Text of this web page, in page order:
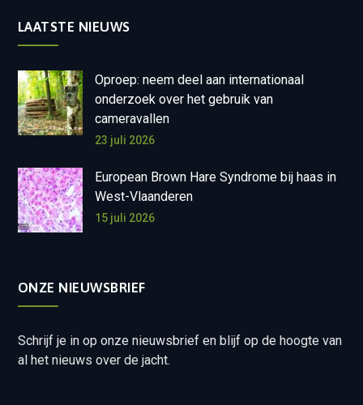
LAATSTE NIEUWS
Oproep: neem deel aan internationaal
onderzoek over het gebruik van
cameravallen
23 juli 2026
European Brown Hare Syndrome bij haas in
West-Vlaanderen
15 juli 2026
ONZE NIEUWSBRIEF
Schrijf je in op onze nieuwsbrief en blijf op de hoogte van
al het nieuws over de jacht.